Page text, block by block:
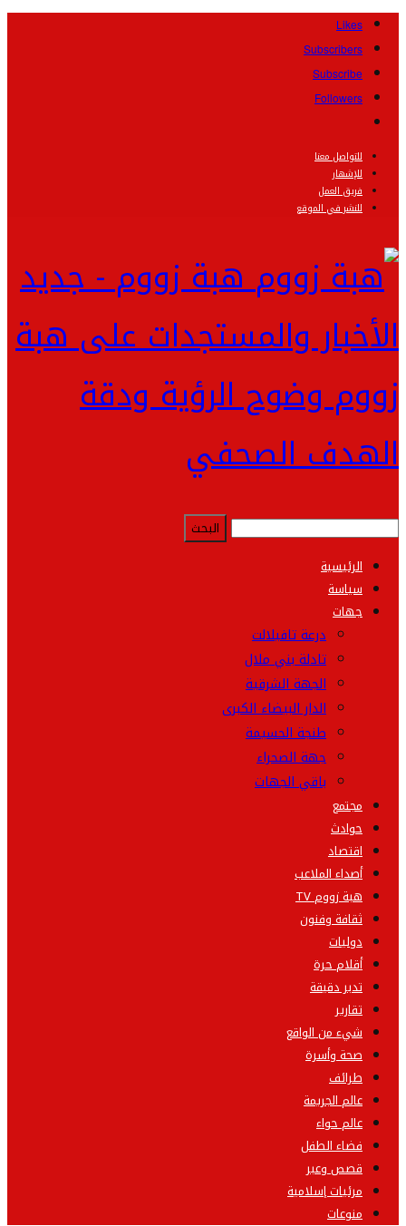
Likes
Subscribers
Subscribe
Followers
للتواصل معنا
للإشهار
فريق العمل
للنشر في الموقع
هبة زووم - جديد
الأخبار والمستجدات على هبة
زووم وضوح الرؤية ودقة
الهدف الصحفي
الرئيسية
سياسة
جهات
درعة تافيلالت
تادلة بني ملال
الجهة الشرقية
الدار البيضاء الكبرى
طنجة الحسيمة
جهة الصحراء
باقي الجهات
مجتمع
حوادث
اقتصاد
أصداء الملاعب
هبة زووم TV
ثقافة وفنون
دوليات
أقلام حرة
تدبر دقيقة
تقارير
شيء من الواقع
صحة وأسرة
طرائف
عالم الجريمة
عالم حواء
فضاء الطفل
قصص وعبر
مرئيات إسلامية
منوعات